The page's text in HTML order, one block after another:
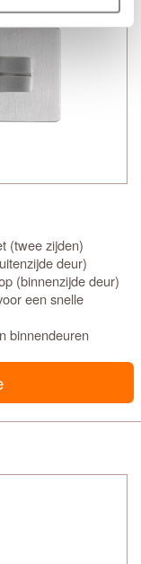
(twee zijden)
deur)
(binnenzijde deur)
een snelle
binnendeuren